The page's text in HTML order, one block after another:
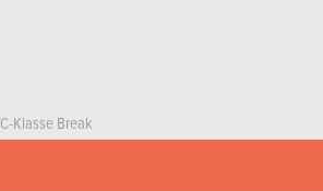
C-Klasse Break